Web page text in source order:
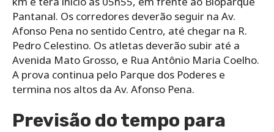
Pantanal. Os corredores deverão seguir na Av.
Afonso Pena no sentido Centro, até chegar na R.
Pedro Celestino. Os atletas deverão subir até a
Avenida Mato Grosso, e Rua Antônio Maria Coelho.
A prova continua pelo Parque dos Poderes e
termina nos altos da Av. Afonso Pena.
Previsão do tempo para